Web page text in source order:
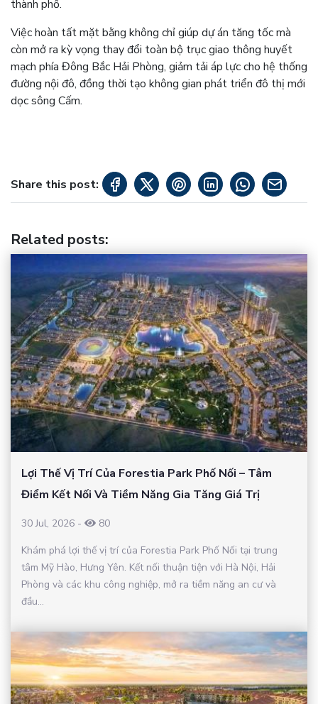
thành phố.
Việc hoàn tất mặt bằng không chỉ giúp dự án tăng tốc mà
còn mở ra kỳ vọng thay đổi toàn bộ trục giao thông huyết
mạch phía Đông Bắc Hải Phòng, giảm tải áp lực cho hệ thống
đường nội đô, đồng thời tạo không gian phát triển đô thị mới
dọc sông Cấm.
Share this post:
Related posts:
Lợi Thế Vị Trí Của Forestia Park Phố Nối – Tâm
Điểm Kết Nối Và Tiềm Năng Gia Tăng Giá Trị
30 Jul, 2026 -
80
Khám phá lợi thế vị trí của Forestia Park Phố Nối tại trung
tâm Mỹ Hào, Hưng Yên. Kết nối thuận tiện với Hà Nội, Hải
Phòng và các khu công nghiệp, mở ra tiềm năng an cư và
đầu...